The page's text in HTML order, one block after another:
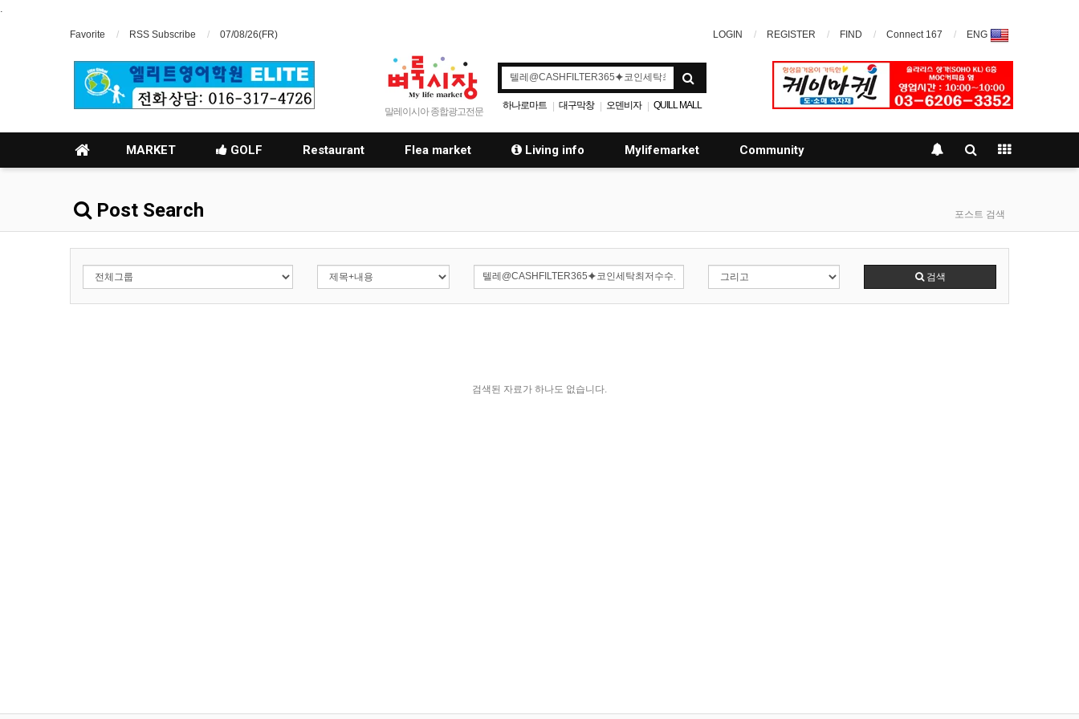
.
Favorite RSS Subscribe 07/08/26(FR) LOGIN REGISTER FIND Connect 167 ENG
말레이시아 종합광고전문
하나로마트 | 대구막창 | 오덴비자 | QUILL MALL
MARKET GOLF Restaurant Flea market Living info Mylifemarket Community
Post Search 포스트 검색
검색
검색된 자료가 하나도 없습니다.